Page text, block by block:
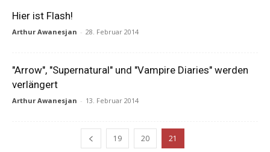
Hier ist Flash!
Arthur Awanesjan - 28. Februar 2014
"Arrow", "Supernatural" und "Vampire Diaries" werden
verlängert
Arthur Awanesjan - 13. Februar 2014
19 20 21